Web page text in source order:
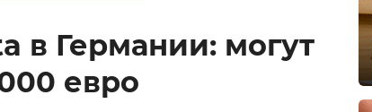
в Германии: могут
евро